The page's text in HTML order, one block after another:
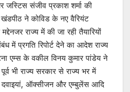
संजीव प्रकाश शर्मा की
ने कोविड के नए वैरियंट
राज्य में की जा रही तैयारियों
में प्रगति रिपोर्ट देने का आदेश राज्य
एम्स के वकील विनय कुमार पांडेय ने
भी राज्य सरकार से राज्य भर में
ऑक्सीजन और एम्बुलेंस आदि